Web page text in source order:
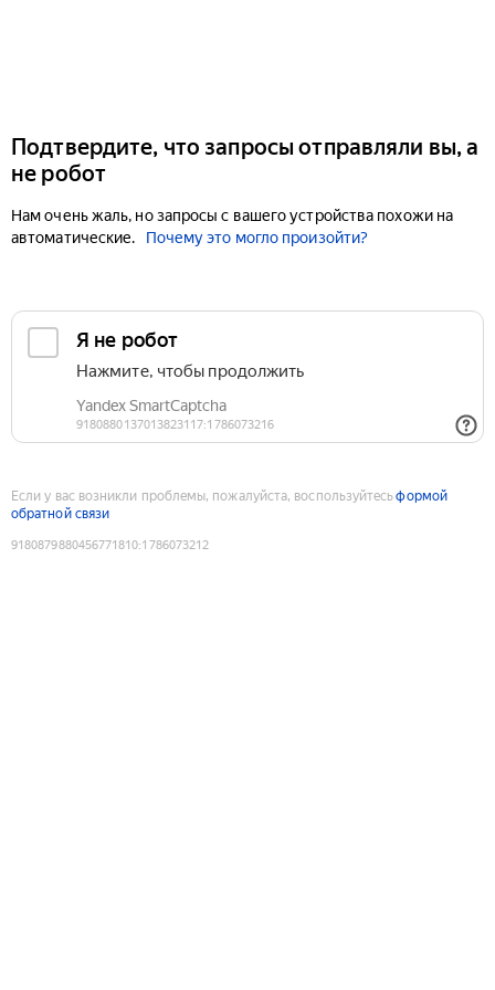
Подтвердите, что запросы отправляли вы, а
не робот
Нам очень жаль, но запросы с вашего устройства похожи на
автоматические.
Почему это могло произойти?
Если у вас возникли проблемы, пожалуйста, воспользуйтесьформой
обратной связи
9180879880456771810:1786073212